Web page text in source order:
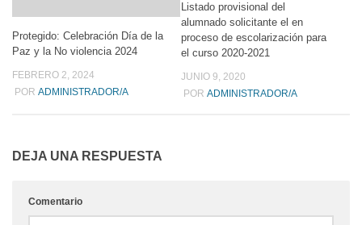
Protegido: Celebración Día de la
Paz y la No violencia 2024
FEBRERO 2, 2024
POR ADMINISTRADOR/A
Listado provisional del
alumnado solicitante el en
proceso de escolarización para
el curso 2020-2021
JUNIO 9, 2020
POR ADMINISTRADOR/A
DEJA UNA RESPUESTA
Comentario